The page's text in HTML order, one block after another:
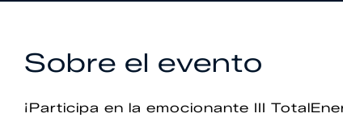
Sobre el evento
¡Participa en la emocionante III